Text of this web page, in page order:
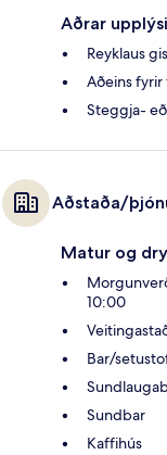
Aðrar
Reyklaus
Aðeins
Steggja-
Aðstaða/
Matur og
10:00
Bar/
Sundbar
Kaffihús